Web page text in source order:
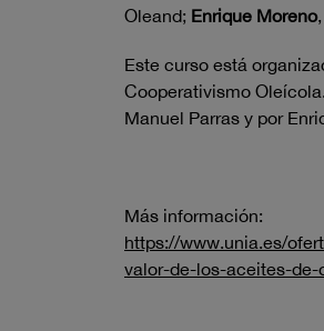
Oleand; Enrique Moreno
Este curso está
Cooperativismo
Manuel Parras y por
Más información:
https://www.unia.es/
valor-de-los-aceites-de-